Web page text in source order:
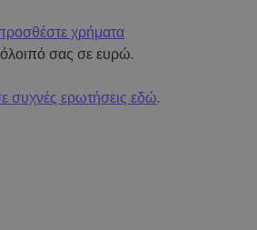
χρήματα
σας σε ευρώ.
συχνές ερωτήσεις εδώ.